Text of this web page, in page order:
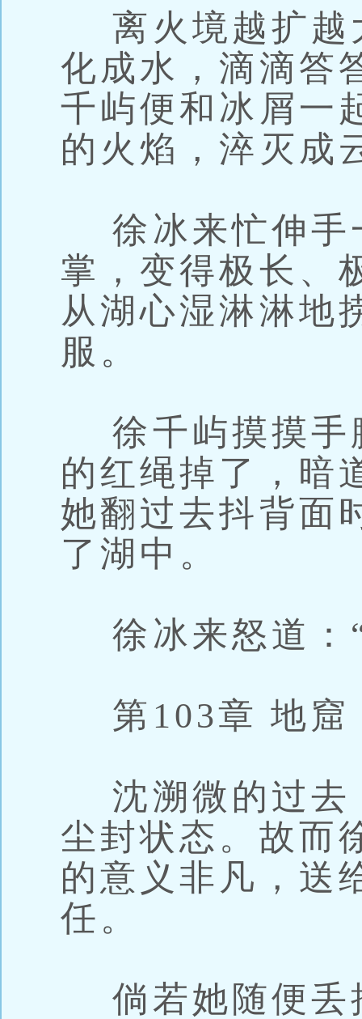
离火境越扩越
化成水，滴滴答
千屿便和冰屑一
的火焰，淬灭成
徐冰来忙伸手
掌，变得极长、
从湖心湿淋淋地
服。
徐千屿摸摸手
的红绳掉了，暗
她翻过去抖背面
了湖中。
徐冰来怒道：
第103章 地窟
沈溯微的过去
尘封状态。故而
的意义非凡，送
任。
倘若她随便丢